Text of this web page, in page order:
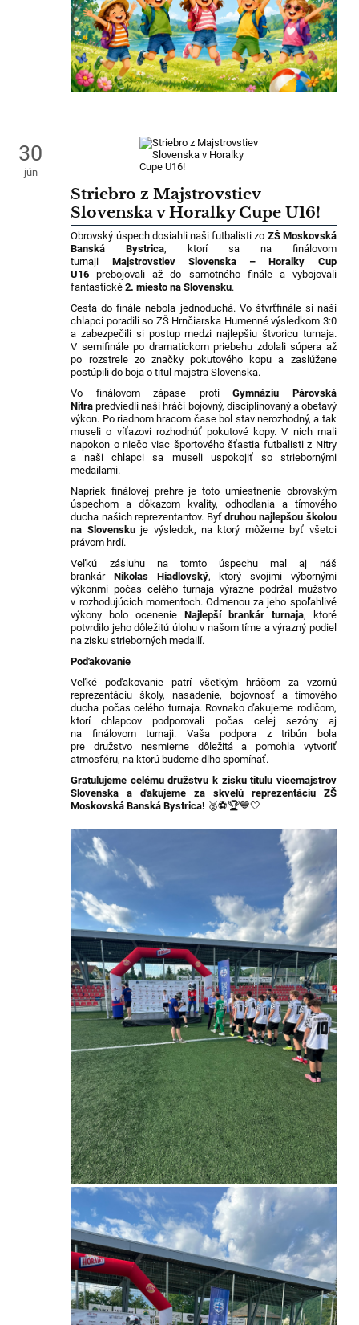
30
jún
Striebro z Majstrovstiev
Slovenska v Horalky Cupe U16!
Obrovský úspech dosiahli naši futbalisti zo ZŠ Moskovská
Banská Bystrica, ktorí sa na finálovom
turnaji
Majstrovstiev Slovenska – Horalky Cup
U16 prebojovali až do samotného finále a vybojovali
fantastické 2. miesto na Slovensku.
Cesta do finále nebola jednoduchá. Vo štvrťfinále si naši
chlapci poradili so ZŠ Hrnčiarska Humenné výsledkom 3:0
a zabezpečili si postup medzi najlepšiu štvoricu turnaja.
V semifinále po dramatickom priebehu zdolali súpera až
po rozstrele zo značky pokutového kopu a zaslúžene
postúpili do boja o titul majstra Slovenska.
Vo finálovom zápase proti
Gymnáziu Párovská
Nitra predviedli naši hráči bojovný, disciplinovaný a obetavý
výkon. Po riadnom hracom čase bol stav nerozhodný, a tak
museli o víťazovi rozhodnúť pokutové kopy. V nich mali
napokon o niečo viac športového šťastia futbalisti z Nitry
a naši chlapci sa museli uspokojiť so striebornými
medailami.
Napriek finálovej prehre je toto umiestnenie obrovským
úspechom a dôkazom kvality, odhodlania a tímového
ducha našich reprezentantov. Byť druhou najlepšou školou
na Slovenskuje výsledok, na ktorý môžeme byť všetci
právom hrdí.
Veľkú zásluhu na tomto úspechu mal aj náš
brankár
Nikolas Hiadlovský, ktorý svojimi výbornými
výkonmi počas celého turnaja výrazne podržal mužstvo
v rozhodujúcich momentoch. Odmenou za jeho spoľahlivé
výkony bolo ocenenie
Najlepší brankár turnaja, ktoré
potvrdilo jeho dôležitú úlohu v našom tíme a výrazný podiel
na zisku strieborných medailí.
Poďakovanie
Veľké poďakovanie patrí všetkým hráčom za vzornú
reprezentáciu školy, nasadenie, bojovnosť a tímového
ducha počas celého turnaja. Rovnako ďakujeme rodičom,
ktorí chlapcov podporovali počas celej sezóny aj
na finálovom turnaji. Vaša podpora z tribún bola
pre družstvo nesmierne dôležitá a pomohla vytvoriť
atmosféru, na ktorú budeme dlho spomínať.
Gratulujeme celému družstvu k zisku titulu vicemajstrov
Slovenska a ďakujeme za skvelú reprezentáciu ZŠ
Moskovská Banská Bystrica! 🥈⚽🏆💙🤍